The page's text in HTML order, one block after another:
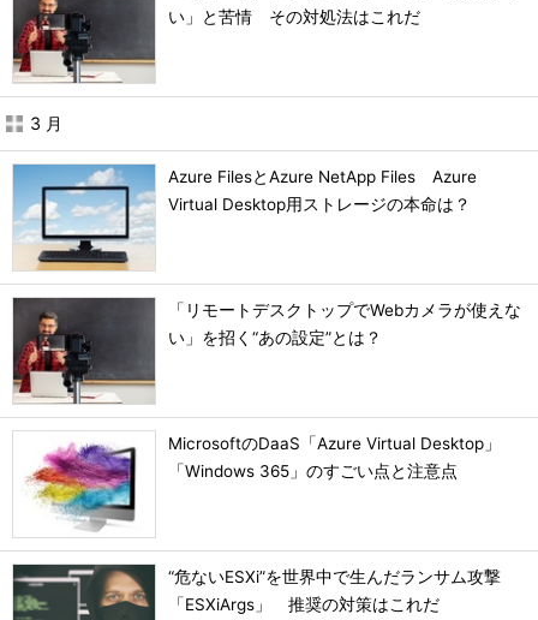
い」と苦情 その対処法はこれだ
3 月
Azure FilesとAzure NetApp Files Azure
Virtual Desktop用ストレージの本命は？
「リモートデスクトップでWebカメラが使えな
い」を招く“あの設定”とは？
MicrosoftのDaaS「Azure Virtual Desktop」
「Windows 365」のすごい点と注意点
“危ないESXi”を世界中で生んだランサム攻撃
「ESXiArgs」 推奨の対策はこれだ